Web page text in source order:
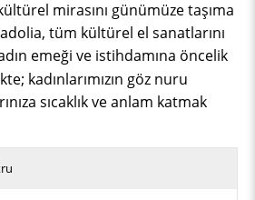
mirasını günümüze taşıma
tüm kültürel el sanatlarını
emeği ve istihdamına öncelik
kadınlarımızın göz nuru
sıcaklık ve anlam katmak